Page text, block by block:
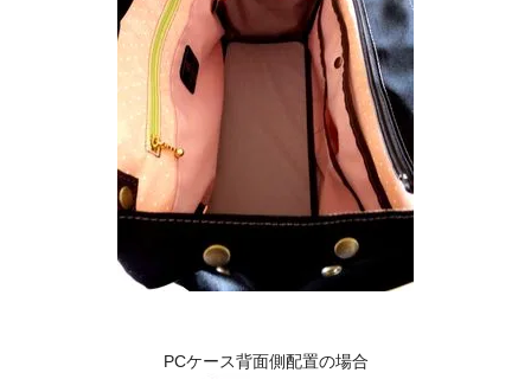
PCケース背面側配置の場合